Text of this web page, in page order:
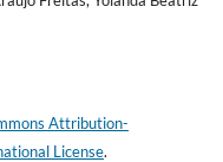
Attribution-
License.